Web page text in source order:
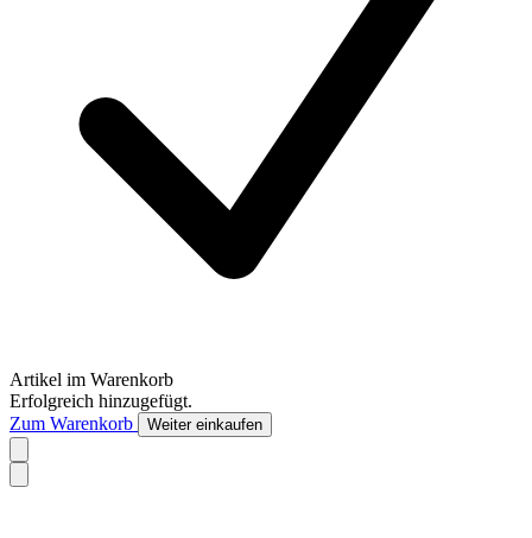
Artikel im Warenkorb
Erfolgreich hinzugefügt.
Zum Warenkorb
Weiter einkaufen